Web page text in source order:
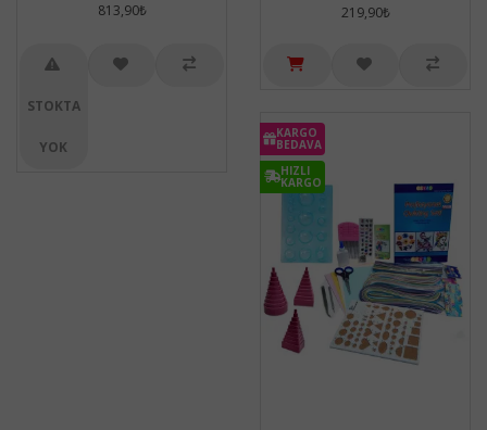
813,90₺
STOKTA
YOK
219,90₺
KARGO
BEDAVA
HIZLI
KARGO